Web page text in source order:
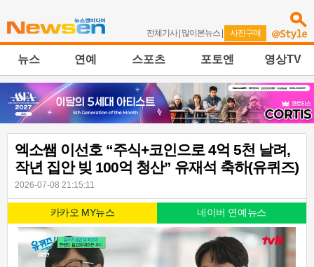
전체기사| 많이본뉴스 | 사진구매
뉴스 연예 스포츠 포토엔 영상TV
엑소쌤 이선호 “주식+코인으로 4억 5천 날려,
작년 집안 빚 100억 청산” 유재석 축하(유퀴즈)
2026-07-08 21:15:11
카카오 MY뉴스 네이버 연예뉴스